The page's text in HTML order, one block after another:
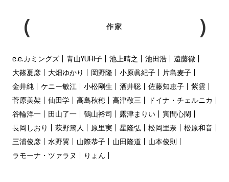
作家
e.e.カミングズ 青山YURI子 池上晴之 池田浩
遠藤徹
大篠夏彦
大畑ゆかり 岡野隆 小原眞紀子
片島麦子
金井純
ケニー敏江 小松剛生 酒井聡 佐藤知恵子
紫雲
菅原美架
仙田学 高島秋穂 高津敬三
ドイナ・チェルニカ
谷輪洋一
田山了一 鶴山裕司 露津まりい
寅間心閑
長岡しおり
萩野篤人 原里実 星隆弘 松岡里奈
松原和音
三浦俊彦
水野翼 山際恭子 山田隆道
山本俊則
ラモーナ・ツァラヌ
りょん